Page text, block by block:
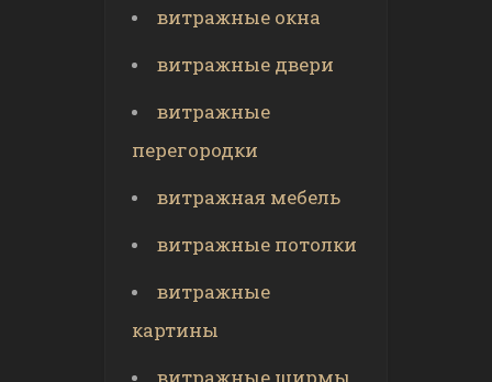
витражные окна
витражные двери
витражные
перегородки
витражная мебель
витражные потолки
витражные
картины
витражные ширмы